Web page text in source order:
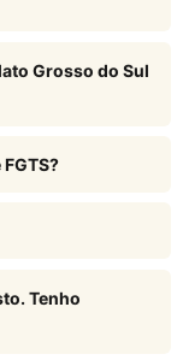
Grosso do Sul
Tenho